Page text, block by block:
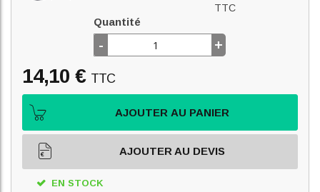
TTC
Quantité
- +
14,10 € TTC
AJOUTER AU PANIER
AJOUTER AU DEVIS
EN STOCK